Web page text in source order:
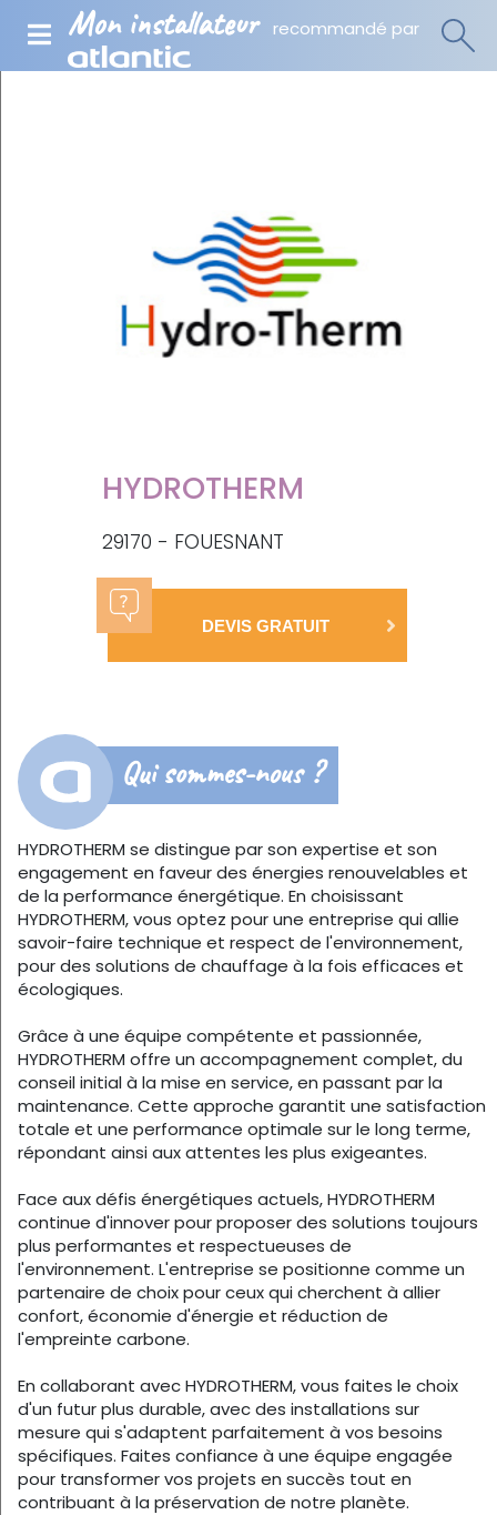
Mon installateur recommandé par
HYDROTHERM
29170 - FOUESNANT
DEVIS GRATUIT
Qui sommes-nous ?
HYDROTHERM se distingue par son expertise et son
engagement en faveur des énergies renouvelables et
de la performance énergétique. En choisissant
HYDROTHERM, vous optez pour une entreprise qui allie
savoir-faire technique et respect de l'environnement,
pour des solutions de chauffage à la fois efficaces et
écologiques.
Grâce à une équipe compétente et passionnée,
HYDROTHERM offre un accompagnement complet, du
conseil initial à la mise en service, en passant par la
maintenance. Cette approche garantit une satisfaction
totale et une performance optimale sur le long terme,
répondant ainsi aux attentes les plus exigeantes.
Face aux défis énergétiques actuels, HYDROTHERM
continue d'innover pour proposer des solutions toujours
plus performantes et respectueuses de
l'environnement. L'entreprise se positionne comme un
partenaire de choix pour ceux qui cherchent à allier
confort, économie d'énergie et réduction de
l'empreinte carbone.
En collaborant avec HYDROTHERM, vous faites le choix
d'un futur plus durable, avec des installations sur
mesure qui s'adaptent parfaitement à vos besoins
spécifiques. Faites confiance à une équipe engagée
pour transformer vos projets en succès tout en
contribuant à la préservation de notre planète.